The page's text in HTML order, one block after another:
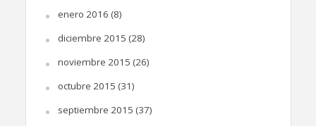
enero 2016 (8)
diciembre 2015 (28)
noviembre 2015 (26)
octubre 2015 (31)
septiembre 2015 (37)